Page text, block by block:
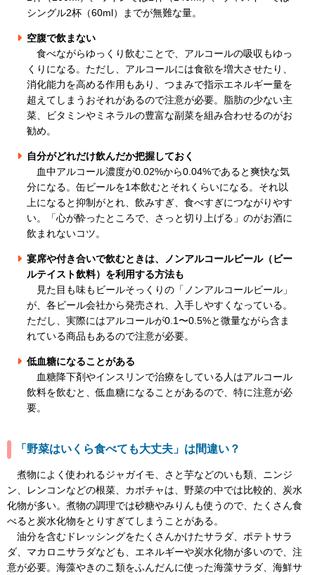
シングル2杯（60ml）までが無難な量。
空腹で飲まない
食べながらゆっくり飲むことで、アルコールの吸収もゆっ
くりになる。ただし、アルコールには食欲を増大させたり、
消化能力を高める作用もあり、つまみで指示エネルギー量を
超えてしまうおそれがあるので注意が必要。脂肪の少ない主
菜、ビタミンやミネラルの豊富な副菜を組み合わせるのがお
勧め。
自分がどれだけ飲んだか把握しておく
血中アルコール濃度が0.02%から0.04%であると爽快な気
分になる。缶ビールを1本飲むとそれくらいになる。それ以
上になると抑制がとれ、飲みすぎ、食べすぎにつながりやす
い。「心が酔ったところで、さっと切り上げる」のがお酒に
飲まれないコツ。
宴席や付き合いで飲むときは、ノンアルコールビール（ビー
ルテイスト飲料）を利用する方法も
見た目も味もビールそっくりの「ノンアルコールビール」
が、各ビール会社から発売され、入手しやすくなっている。
ただし、実際にはアルコールが0.1〜0.5%と微量ながら含ま
れている商品もあるので注意が必要。
低血糖になることがある
血糖降下剤やインスリンで治療をしている人はアルコール
飲料を飲むと、低血糖になることがあるので、特に注意が必
要。
「野菜はいくら食べても大丈夫」は間違い？
煮物によく使われるジャガイモ、さと芋などのいも類、ニンジ
ン、レンコンなどの根菜、カボチャは、野菜の中では比較的、炭水
化物が多い。煮物の調理では砂糖やみりんも使うので、たくさん食
べると炭水化物をとりすぎてしまうことがある。
油分を含むドレッシングをたくさんかけたサラダ、ポテトサラ
ダ、マカロニサラダなども、エネルギーや炭水化物が多いので、注
意が必要。海藻やきのこ類をふんだんに使った海藻サラダ、海鮮サ